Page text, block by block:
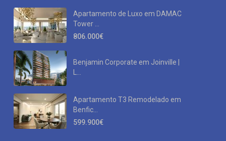
Apartamento de Luxo em DAMAC
Tower ...
806.000€
Benjamin Corporate em Joinville |
L...
Apartamento T3 Remodelado em
Benfic...
599.900€